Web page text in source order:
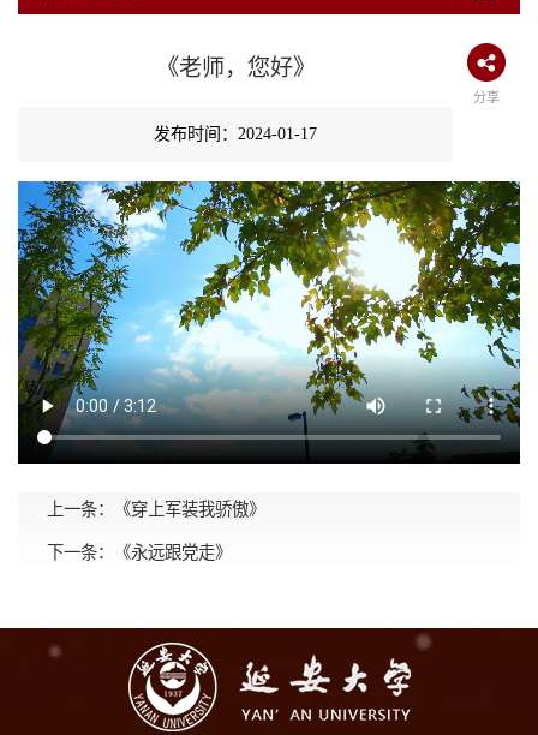
《老师，您好》
分享
发布时间：2024-01-17
上一条： 《穿上军装我骄傲》
下一条： 《永远跟党走》